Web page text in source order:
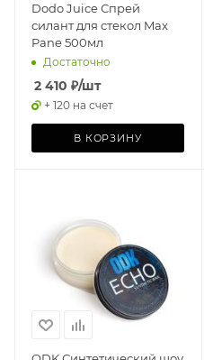
Dodo Juice Спрей
силант для стекол Max
Pane 500мл
Достаточно
2 410 ₽/шт
+ 120 на счет
В КОРЗИНУ